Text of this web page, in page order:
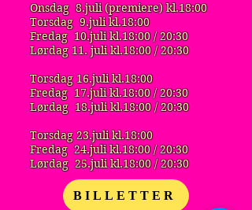
Onsdag 8.juli (premiere) kl.18:00
Torsdag 9.juli kl.18:00
Fredag 10.juli kl.18:00 / 20:30
Lørdag 11. juli kl.18:00 / 20:30
Torsdag 16.juli kl.18:00
Fredag 17.juli kl.18:00 / 20:30
Lørdag 18.juli kl.18:00 / 20:30
Torsdag 23.juli kl.18:00
Fredag 24.juli kl.18:00 / 20:30
Lørdag 25.juli kl.18:00 / 20:30
BILLETTER